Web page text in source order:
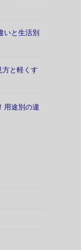
いと生活別
方と軽くす
用途別の違